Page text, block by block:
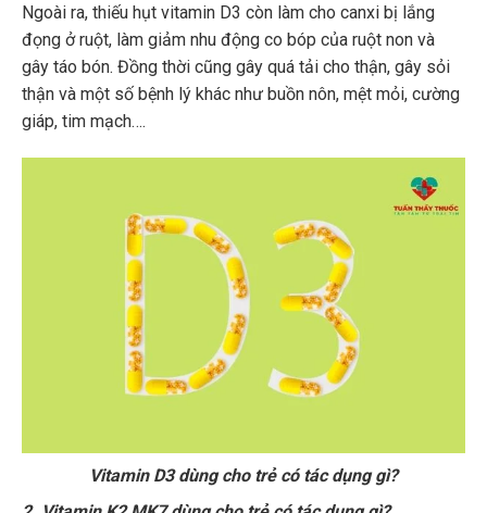
Ngoài ra, thiếu hụt vitamin D3 còn làm cho canxi bị lắng
đọng ở ruột, làm giảm nhu động co bóp của ruột non và
gây táo bón. Đồng thời cũng gây quá tải cho thận, gây sỏi
thận và một số bệnh lý khác như buồn nôn, mệt mỏi, cường
giáp, tim mạch….
Vitamin D3 dùng cho trẻ có tác dụng gì?